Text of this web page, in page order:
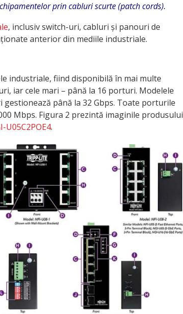
prin cabluri scurte (patch cords).
, inclusiv switch-uri, cabluri și panouri de
anterior din mediile industriale.
industriale, fiind disponibilă în mai multe
iar cele mari – până la 16 porturi. Modelele
gestionează până la 32 Gbps. Toate porturile
Mbps. Figura 2 prezintă imaginile produsului
U05C2POE4.